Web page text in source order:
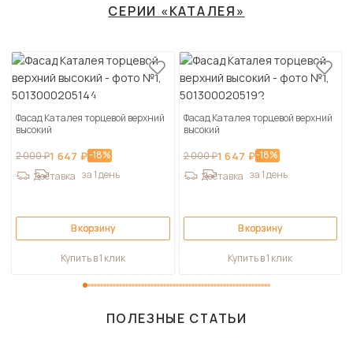
СЕРИИ «КАТАЛЕЯ»
Фасад Каталея торцевой верхний
высокий
2 000 ₽1 647 ₽-18%
Доставка за 1 день
В корзину
Купить в 1 клик
Фасад Каталея торцевой верхний
высокий
2 000 ₽1 647 ₽-18%
Доставка за 1 день
В корзину
Купить в 1 клик
ПОЛЕЗНЫЕ СТАТЬИ